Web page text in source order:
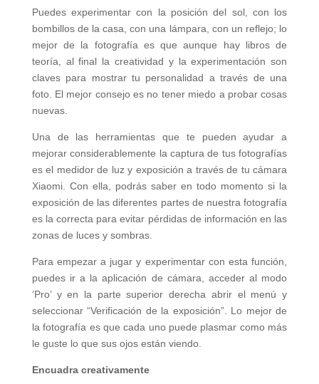
Puedes experimentar con la posición del sol, con los
bombillos de la casa, con una lámpara, con un reflejo; lo
mejor de la fotografía es que aunque hay libros de
teoría, al final la creatividad y la experimentación son
claves para mostrar tu personalidad a través de una
foto. El mejor consejo es no tener miedo a probar cosas
nuevas.
Una de las herramientas que te pueden ayudar a
mejorar considerablemente la captura de tus fotografías
es el medidor de luz y exposición a través de tu cámara
Xiaomi. Con ella, podrás saber en todo momento si la
exposición de las diferentes partes de nuestra fotografía
es la correcta para evitar pérdidas de información en las
zonas de luces y sombras.
Para empezar a jugar y experimentar con esta función,
puedes ir a la aplicación de cámara, acceder al modo
‘Pro’ y en la parte superior derecha abrir el menú y
seleccionar “Verificación de la exposición”. Lo mejor de
la fotografía es que cada uno puede plasmar como más
le guste lo que sus ojos están viendo.
Encuadra creativamente